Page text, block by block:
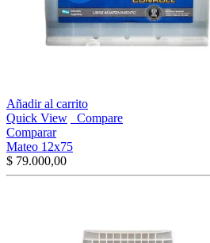
Añadir al carrito
Quick View
Compare
Comparar
Mateo 12x75
$ 79.000,00